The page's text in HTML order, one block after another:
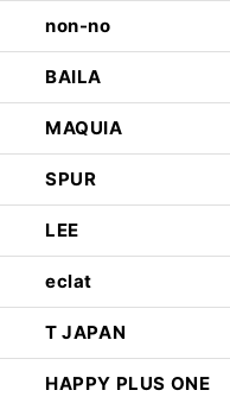
non-no
BAILA
MAQUIA
SPUR
LEE
eclat
T JAPAN
HAPPY PLUS ONE